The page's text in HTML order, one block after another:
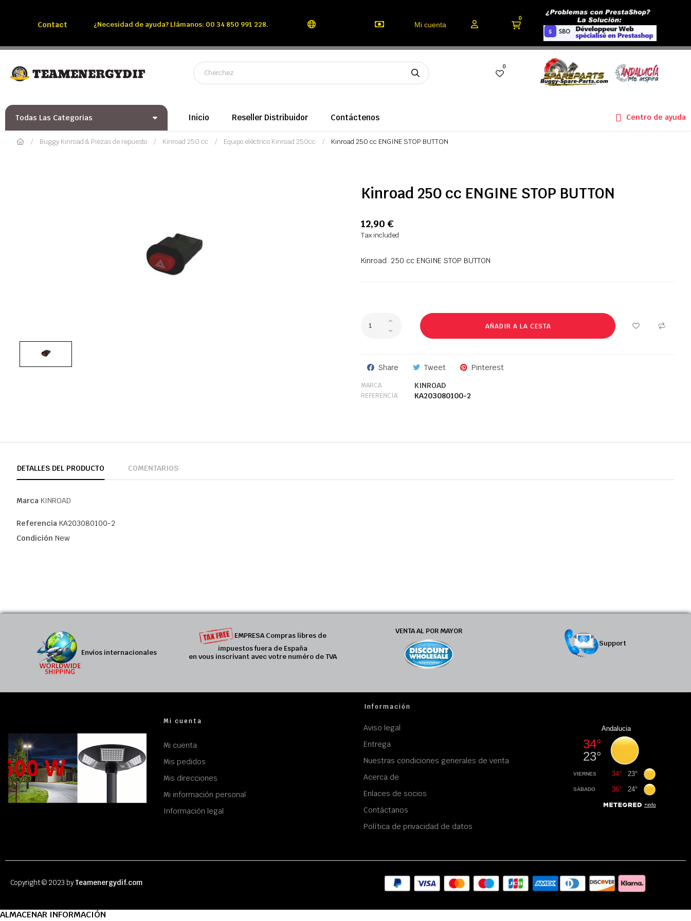
Contact ¿Necesidad de ayuda? Llámanos: 00 34 850 991 228. Mi cuenta
0
0
Todas Las Categorias Inicio Reseller Distribuidor Contáctenos Centro de ayuda
Buggy Kinroad & Piezas de repuesto Kinroad 250 cc Equipo eléctrico Kinroad 250cc Kinroad 250 cc ENGINE STOP BUTTON
Kinroad 250 cc ENGINE STOP BUTTON
12,90 €
Tax included
Kinroad 250 cc ENGINE STOP BUTTON
AÑADIR A LA CESTA
Share Tweet Pinterest
MARCA KINROAD
REFERENCIA KA203080100-2
DETALLES DEL PRODUCTO COMENTARIOS
Marca KINROAD
Referencia KA203080100-2
Condición New
Envíos internacionales
EMPRESA Compras libres de
impuestos fuera de España
en vous inscrivant avec votre numéro de TVA
VENTA AL POR MAYOR
Support
Mi cuenta
Mi cuenta
Mis pedidos
Mis direcciones
Mi información personal
Información legal
Información
Aviso legal
Entrega
Nuestras condiciones generales de venta
Acerca de
Enlaces de socios
Contáctanos
Política de privacidad de datos
Copyright © 2023 byTeamenergydif.com
ALMACENAR INFORMACIÓN